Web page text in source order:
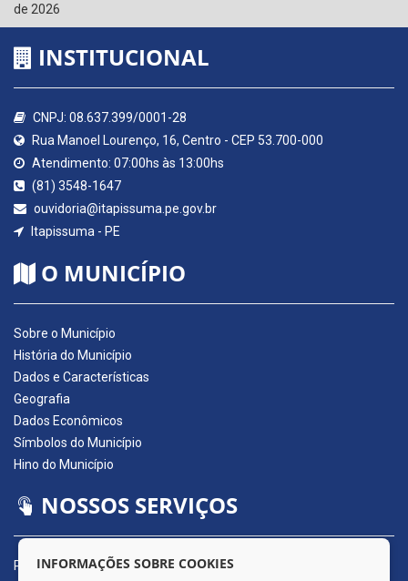
de 2026
INSTITUCIONAL
CNPJ: 08.637.399/0001-28
Rua Manoel Lourenço, 16, Centro - CEP 53.700-000
Atendimento: 07:00hs às 13:00hs
(81) 3548-1647
ouvidoria@itapissuma.pe.gov.br
Itapissuma - PE
O MUNICÍPIO
Sobre o Município
História do Município
Dados e Características
Geografia
Dados Econômicos
Símbolos do Município
Hino do Município
NOSSOS SERVIÇOS
Portal da Transparência
INFORMAÇÕES SOBRE COOKIES